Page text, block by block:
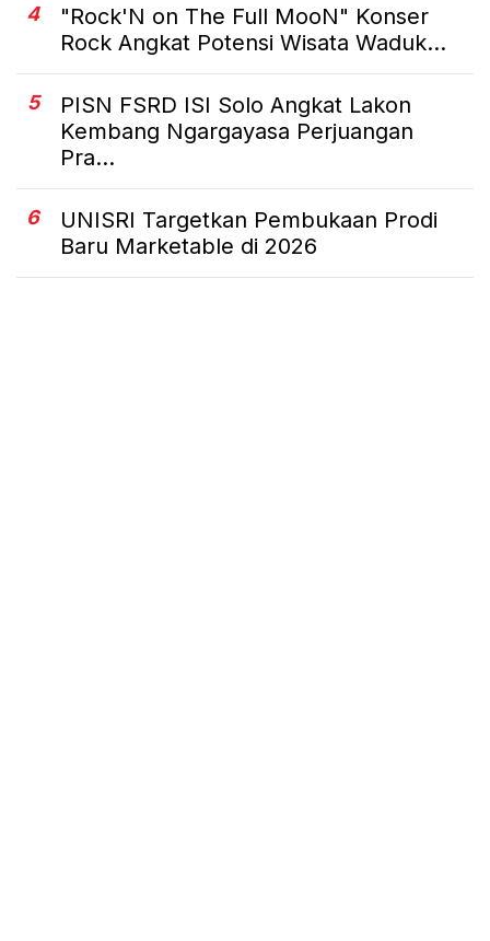
4
"Rock'N on The Full MooN" Konser
Rock Angkat Potensi Wisata Waduk...
5
PISN FSRD ISI Solo Angkat Lakon
Kembang Ngargayasa Perjuangan
Pra...
6
UNISRI Targetkan Pembukaan Prodi
Baru Marketable di 2026